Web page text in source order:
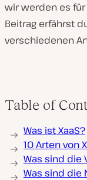
wir werden es
Beitrag erfährst
verschiedenen
Table of
Was ist XaaS?
10 Arten von
Was sind die
Was sind die